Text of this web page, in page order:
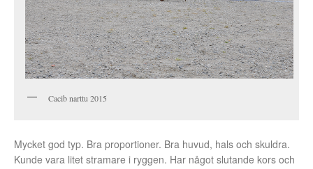
Cacib narttu 2015
Mycket god typ. Bra proportioner. Bra huvud, hals och skuldra.
Kunde vara litet stramare i ryggen. Har något slutande kors och